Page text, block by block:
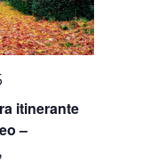
itinerante
–